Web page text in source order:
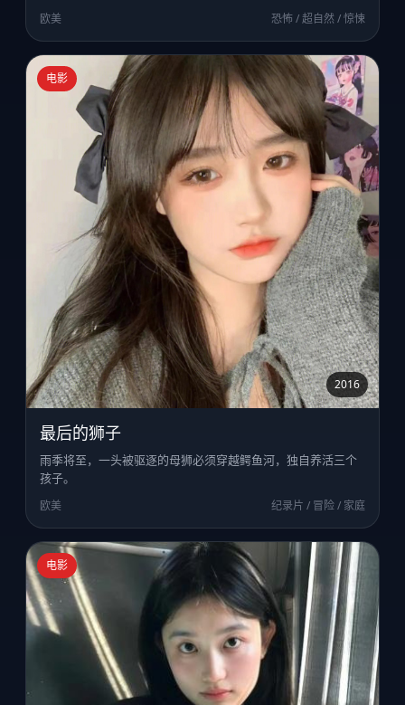
欧美 恐怖 / 超自然 / 惊悚
电影
2016
最后的狮子
雨季将至，一头被驱逐的母狮必须穿越鳄鱼河，独自养活三个
孩子。
欧美 纪录片 / 冒险 / 家庭
电影